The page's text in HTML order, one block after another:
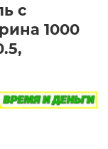
с
1000